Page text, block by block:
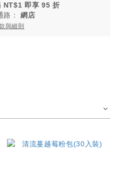
NT$1 即享 95 折
路：網店
與細則